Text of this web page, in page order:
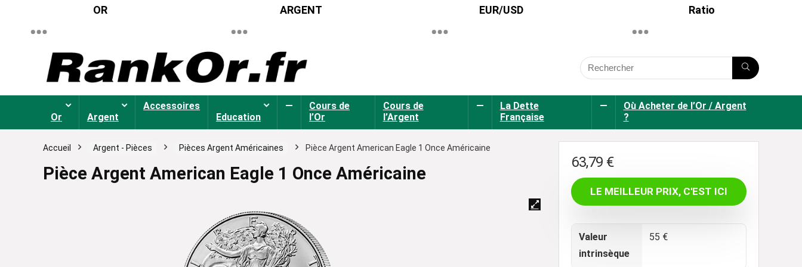
OR ARGENT EUR/USD Ratio
Or Argent
Accessoires
Education
—
Cours de
l’Or
Cours de
l’Argent
—
La Dette
Française
—
Où Acheter de l’Or / Argent
?
Accueil Argent - Pièces Pièces Argent Américaines Pièce Argent American Eagle 1 Once Américaine
Pièce Argent American Eagle 1 Once Américaine
63,79 €
LE MEILLEUR PRIX, C'EST ICI
Valeur
intrinsèque
55 €